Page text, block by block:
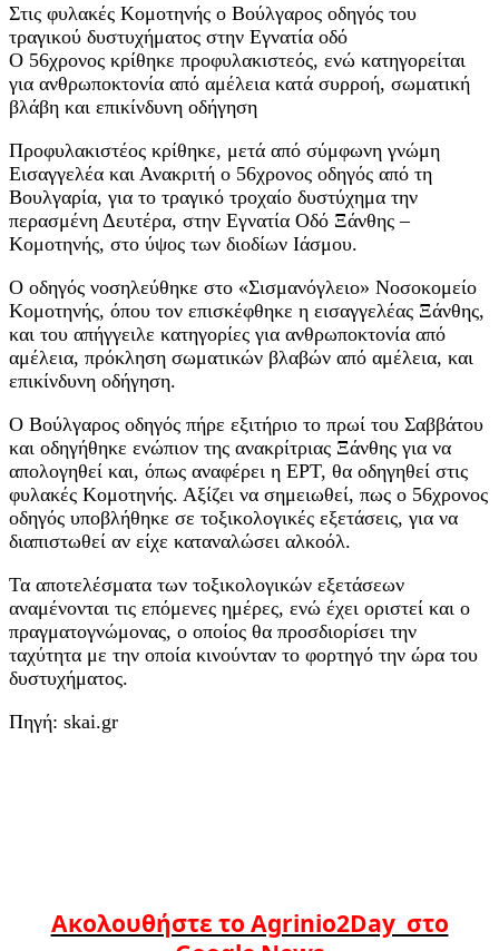
Στις φυλακές Κομοτηνής ο Βούλγαρος οδηγός του
τραγικού δυστυχήματος στην Εγνατία οδό
Ο 56χρονος κρίθηκε προφυλακιστεός, ενώ κατηγορείται
για ανθρωποκτονία από αμέλεια κατά συρροή, σωματική
βλάβη και επικίνδυνη οδήγηση
Προφυλακιστέος κρίθηκε, μετά από σύμφωνη γνώμη
Εισαγγελέα και Ανακριτή ο 56χρονος οδηγός από τη
Βουλγαρία, για το τραγικό τροχαίο δυστύχημα την
περασμένη Δευτέρα, στην Εγνατία Οδό Ξάνθης –
Κομοτηνής, στο ύψος των διοδίων Ιάσμου.
Ο οδηγός νοσηλεύθηκε στο «Σισμανόγλειο» Νοσοκομείο
Κομοτηνής, όπου τον επισκέφθηκε η εισαγγελέας Ξάνθης,
και του απήγγειλε κατηγορίες για ανθρωποκτονία από
αμέλεια, πρόκληση σωματικών βλαβών από αμέλεια, και
επικίνδυνη οδήγηση.
Ο Βούλγαρος οδηγός πήρε εξιτήριο το πρωί του Σαββάτου
και οδηγήθηκε ενώπιον της ανακρίτριας Ξάνθης για να
απολογηθεί και, όπως αναφέρει η ΕΡΤ, θα οδηγηθεί στις
φυλακές Κομοτηνής. Αξίζει να σημειωθεί, πως ο 56χρονος
οδηγός υποβλήθηκε σε τοξικολογικές εξετάσεις, για να
διαπιστωθεί αν είχε καταναλώσει αλκοόλ.
Τα αποτελέσματα των τοξικολογικών εξετάσεων
αναμένονται τις επόμενες ημέρες, ενώ έχει οριστεί και ο
πραγματογνώμονας, ο οποίος θα προσδιορίσει την
ταχύτητα με την οποία κινούνταν το φορτηγό την ώρα του
δυστυχήματος.
Πηγή: skai.gr
Ακολουθήστε το Agrinio2Day στο